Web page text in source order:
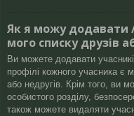
Як я можу додавати
мого списку друзів
Ви можете додавати
профілі кожного учасника є
або недругів. Крім того, ви
особистого розділу,
також можете видаляти